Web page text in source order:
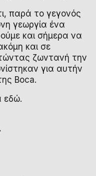
παρά το γεγονός
γεωργία ένα
και σήμερα να
και σε
ζωντανή την
για αυτήν
Boca.
εδώ.